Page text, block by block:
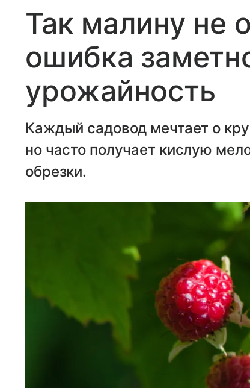
Так малину не
ошибка
урожайность
Каждый садовод мечтает о
но часто получает кислую
обрезки.